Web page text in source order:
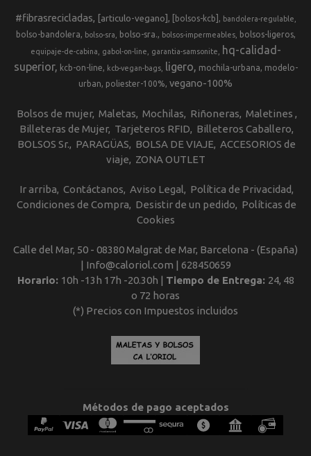
#fibrasrecicladas [articulo-vegano] [bolsos-kcb] bandolera-regulable
bolso-bandolera bolso-sra bolso-sra. bolsos-impermeables bolsos-ligeros
equipaje-de-cabina gabol-on-line garantia-samsonite
hq-calidad-
superior
kcb-on-line kcb-vegan-bags ligero mochila-urbana
modelo-
urban
poliester-100% vegano-100%
Bolsos de mujer Maletas Mochilas Riñoneras Maletines
Billeteras de Mujer Tarjeteros RFID
Billeteros Caballero
BOLSOS Sr.
PARAGÜAS BOLSA DE VIAJE ACCESORIOS de
viaje
ZONA OUTLET
Ir arriba Contáctanos Aviso Legal
Política de Privacidad
Condiciones de Compra
Desistir de un pedido
Políticas de
Cookies
Calle del Mar, 50 - 08380 Malgrat de Mar, Barcelona - (España)
| Info@caloriol.com | 628450659
Horario: 10h -13h 17h -20.30h | Tiempo de Entrega: 24, 48
o 72 horas
(*) Precios con Impuestos incluidos
Métodos de pago aceptados